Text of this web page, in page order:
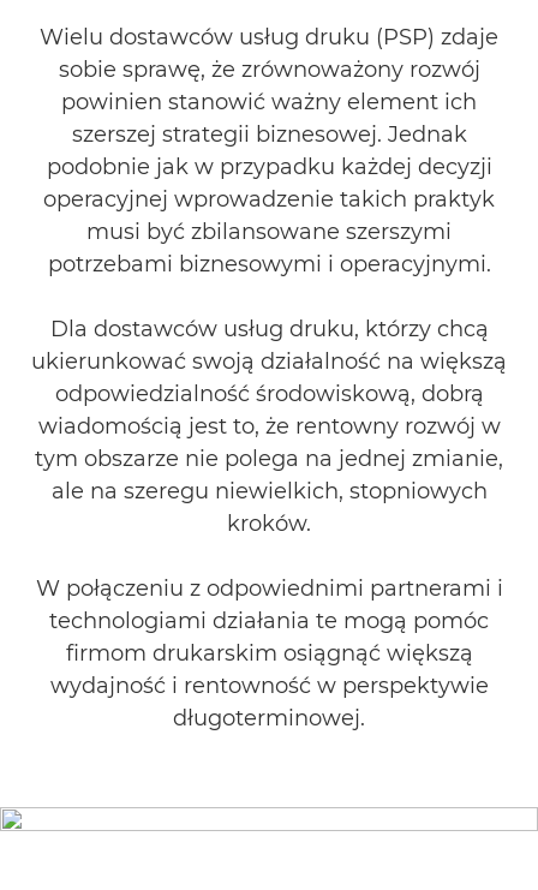
Wielu dostawców usług druku (PSP) zdaje
sobie sprawę, że zrównoważony rozwój
powinien stanowić ważny element ich
szerszej strategii biznesowej. Jednak
podobnie jak w przypadku każdej decyzji
operacyjnej wprowadzenie takich praktyk
musi być zbilansowane szerszymi
potrzebami biznesowymi i operacyjnymi.
Dla dostawców usług druku, którzy chcą
ukierunkować swoją działalność na większą
odpowiedzialność środowiskową, dobrą
wiadomością jest to, że rentowny rozwój w
tym obszarze nie polega na jednej zmianie,
ale na szeregu niewielkich, stopniowych
kroków.
W połączeniu z odpowiednimi partnerami i
technologiami działania te mogą pomóc
firmom drukarskim osiągnąć większą
wydajność i rentowność w perspektywie
długoterminowej.